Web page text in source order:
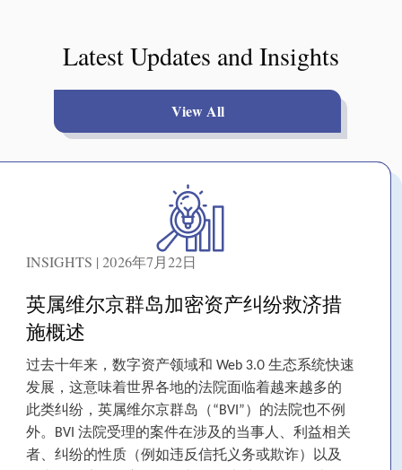
Latest Updates and Insights
View All
INSIGHTS | 2026年7月22日
英属维尔京群岛加密资产纠纷救济措
施概述
过去十年来，数字资产领域和 Web 3.0 生态系统快速
发展，这意味着世界各地的法院面临着越来越多的
此类纠纷，英属维尔京群岛（“BVI”）的法院也不例
外。BVI 法院受理的案件在涉及的当事人、利益相关
者、纠纷的性质（例如违反信托义务或欺诈）以及